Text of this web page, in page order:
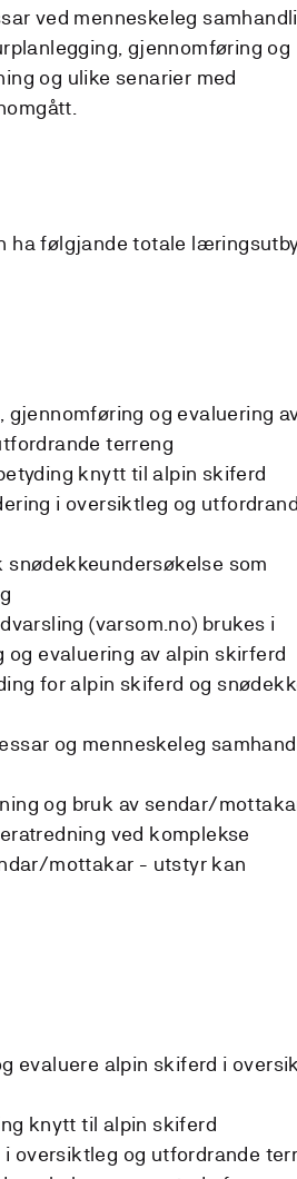
ved menneskeleg
gjennomføring og
og ulike senarier med
ha følgjande totale
og evaluering
terreng
knytt til alpin skiferd
i oversiktleg og
som
(varsom.no) brukes i
evaluering av alpin skirferd
for alpin skiferd og
og menneskeleg
og bruk av sendar/
ved komplekse
mottakar - utstyr kan
evaluere alpin skiferd i
knytt til alpin skiferd
oversiktleg og utfordrande